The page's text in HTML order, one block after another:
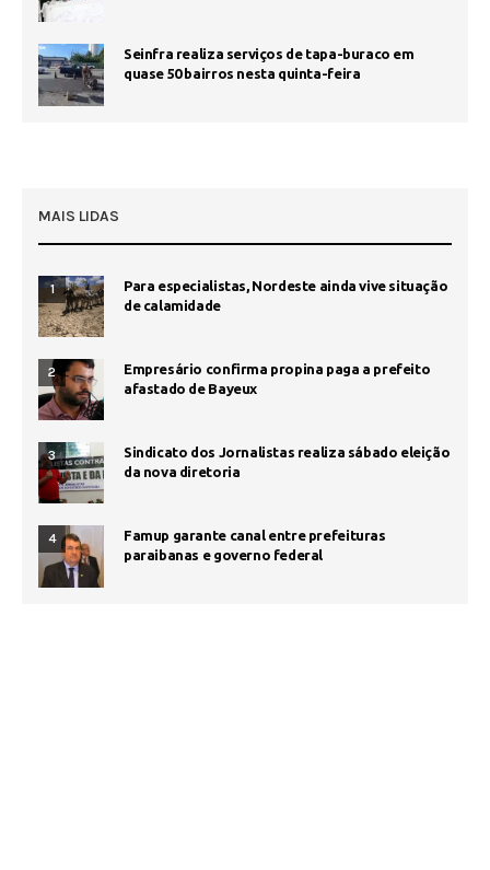
Seinfra realiza serviços de tapa-buraco em
quase 50 bairros nesta quinta-feira
MAIS LIDAS
1
Para especialistas, Nordeste ainda vive situação
de calamidade
2
Empresário confirma propina paga a prefeito
afastado de Bayeux
3
Sindicato dos Jornalistas realiza sábado eleição
da nova diretoria
4
Famup garante canal entre prefeituras
paraibanas e governo federal